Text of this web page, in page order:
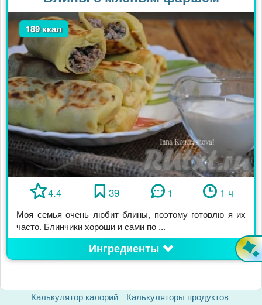
189 ккал
4.4 39 1 1 ч
Моя семья очень любит блины, поэтому готовлю я их
часто. Блинчики хороши и сами по ...
Ингредиенты
Калькулятор калорий Калькуляторы продуктов